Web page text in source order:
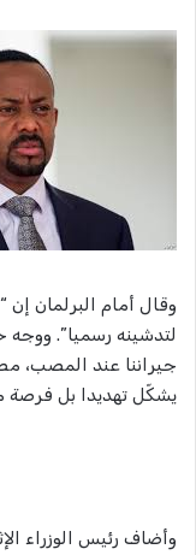
وقال أمام البرلمان
لتدشينه رسميا”. ووجه
جيراننا عند المصب،
يشكّل تهديدا بل فرصة
وأضاف رئيس الوزراء